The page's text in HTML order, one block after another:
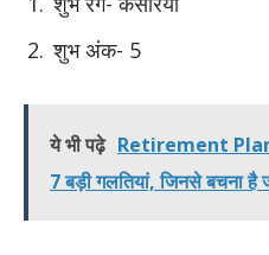
शुभ अंक- 5
ये भी पढ़े Retirement
7 बड़ी गलतियां, जिनसे बचना है